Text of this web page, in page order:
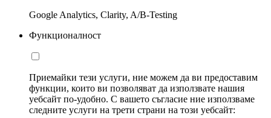
Google Analytics, Clarity, A/B-Testing
Функционалност
Приемайки тези услуги, ние можем да ви предоставим
функции, които ви позволяват да използвате нашия
уебсайт по-удобно. С вашето съгласие ние използваме
следните услуги на трети страни на този уебсайт: